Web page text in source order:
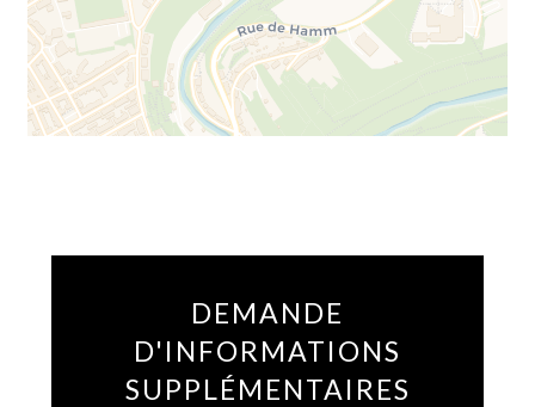
DEMANDE
D'INFORMATIONS
SUPPLÉMENTAIRES